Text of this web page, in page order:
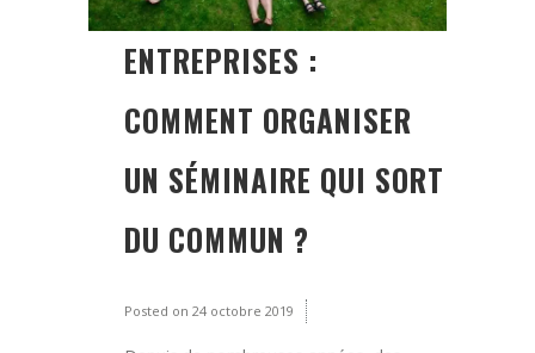
ENTREPRISES :
COMMENT ORGANISER
UN SÉMINAIRE QUI SORT
DU COMMUN ?
Posted on 24 octobre 2019